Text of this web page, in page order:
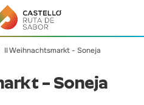
II Weihnachtsmarkt - Soneja
– Soneja